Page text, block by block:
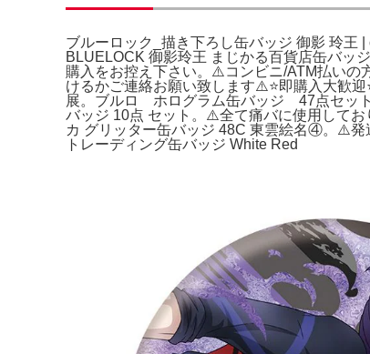
ブルーロック_描き下ろし缶バッジ 御影 玲王
BLUELOCK 御影玲王 まじかる百貨店缶バッ
購入をお控え下さい。⚠️コンビニ/ATM払い
けるかご連絡お願い致します⚠️⭐️即購入大歓迎
展。ブルロ ホログラム缶バッジ 47点セッ
バッジ 10点 セット。⚠️全て痛バに使用して
カ グリッター缶バッジ 48C 東雲絵名④。⚠️発
トレーディング缶バッジ White Red